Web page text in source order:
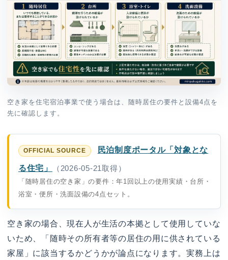
空き家を住宅宿泊事業で使う場合は、随時居住の要件と設備4点を
先に確認します。
民泊制度ポータル「対象とな
る住宅」
（2026-05-21取得）
「随時居住の空き家」の要件：年1回以上の使用実績・台所・
浴室・便所・洗面設備の4点セット。
空き家の場合、現在人が生活の本拠として使用していな
いため、「随時その所有者等の居住の用に供されている
家屋」に該当するかどうかが論点になります。実務上は